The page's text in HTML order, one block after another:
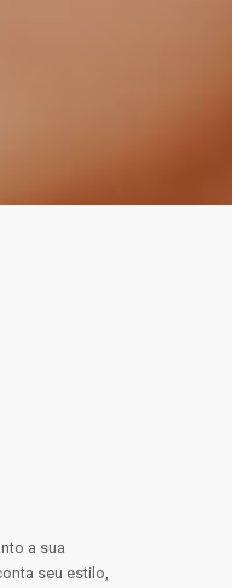
a sua
seu estilo,